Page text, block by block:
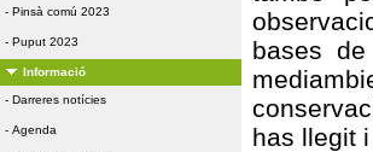
- Pinsà comú 2023
- Puput 2023
Informació
- Darreres notícies
- Agenda
bases de
has llegit